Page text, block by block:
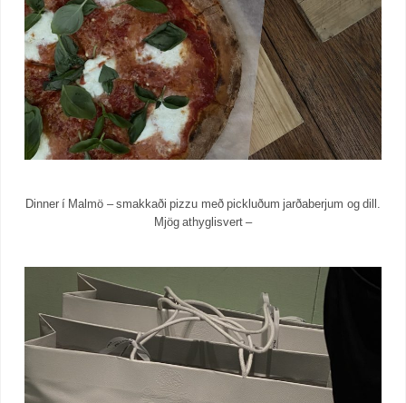
Dinner í Malmö – smakkaði pizzu með pickluðum jarðaberjum og dill.
Mjög athyglisvert –